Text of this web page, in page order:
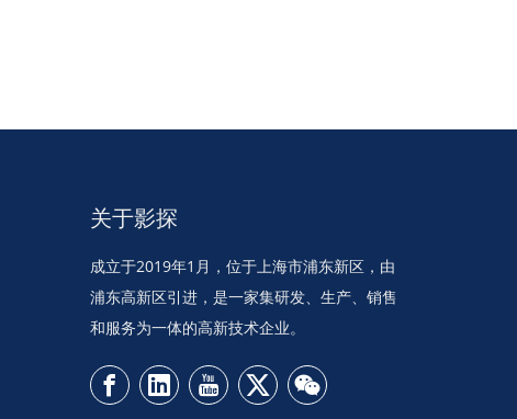
关于影探
成立于2019年1月，位于上海市浦东新区，由
浦东高新区引进，是一家集研发、生产、销售
和服务为一体的高新技术企业。